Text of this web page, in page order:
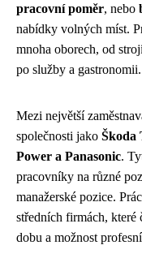
pracovní poměr, nebo
nabídky volných míst.
mnoha oborech, od
po služby a gastronomii.
Mezi největší
společnosti jako Škoda
Power a Panasonic.
pracovníky na různé
manažerské pozice.
středních firmách,
dobu a možnost